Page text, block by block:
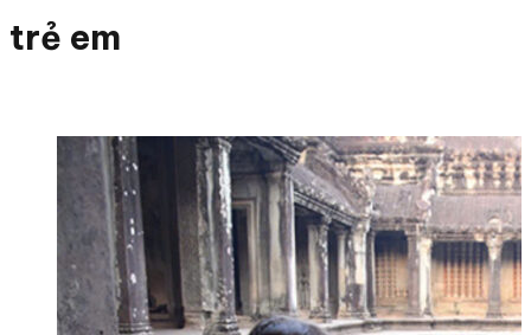
trẻ em